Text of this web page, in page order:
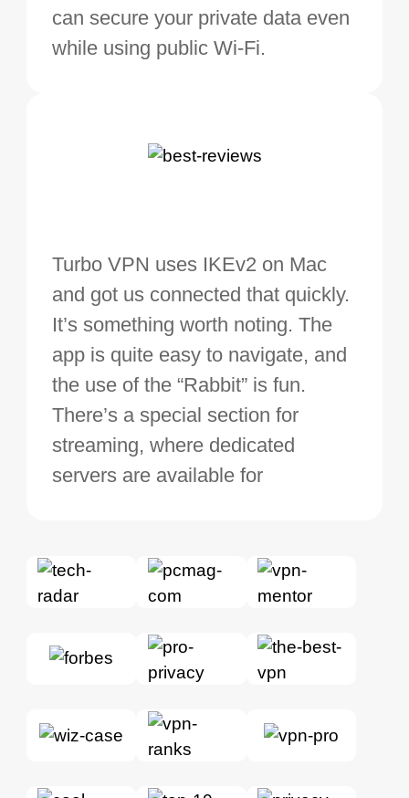
can secure your private data even
while using public Wi-Fi.
Turbo VPN uses IKEv2 on Mac
and got us connected that quickly.
It’s something worth noting. The
app is quite easy to navigate, and
the use of the “Rabbit” is fun.
There’s a special section for
streaming, where dedicated
servers are available for